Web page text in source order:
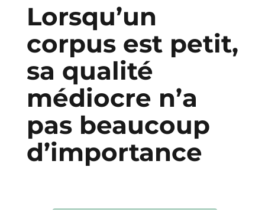
Lorsqu’un
corpus est petit,
sa qualité
médiocre n’a
pas beaucoup
d’importance